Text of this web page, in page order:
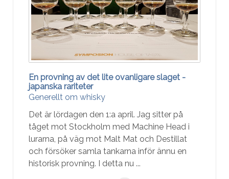
En provning av det lite ovanligare slaget -
japanska rariteter
Generellt om whisky
Det är lördagen den 1:a april. Jag sitter på
tåget mot Stockholm med Machine Head i
lurarna, på väg mot Malt Mat och Destillat
och försöker samla tankarna inför ännu en
historisk provning. I detta nu ...